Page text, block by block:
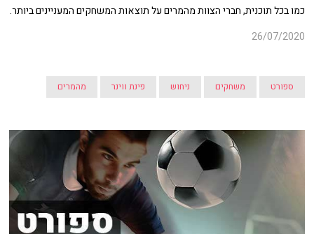
כמו בכל תוכנית, חברי הצוות מהמרים על תוצאות המשחקים המעניינים ביותר.
26/07/2020
ספורט משחקים ניחוש פינת ווינר מהמרים